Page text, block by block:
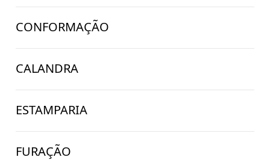
CONFORMAÇÃO
CALANDRA
ESTAMPARIA
FURAÇÃO